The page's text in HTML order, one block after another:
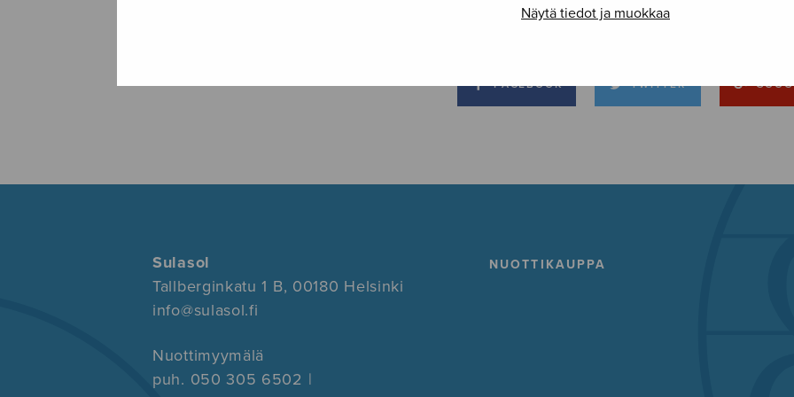
Näytä tiedot ja muokkaa
FACEBOOK TWITTER
Sulasol
Tallberginkatu 1 B, 00180 Helsinki
info@sulasol.fi
Nuottimyymälä
puh. 050 305 6502 |
NUOTTIKAUPPA